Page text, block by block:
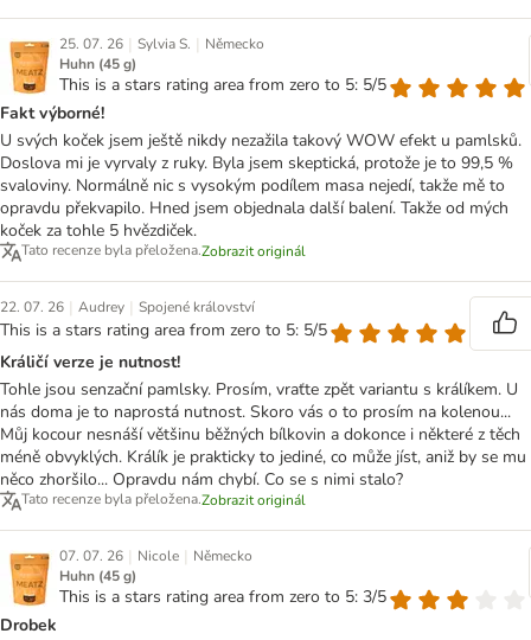
25. 07. 26 | Sylvia S. | Německo
Huhn (45 g)
This is a stars rating area from zero to 5: 5/5
Fakt výborné!
U svých koček jsem ještě nikdy nezažila takový WOW efekt u pamlsků.
Doslova mi je vyrvaly z ruky. Byla jsem skeptická, protože je to 99,5 %
svaloviny. Normálně nic s vysokým podílem masa nejedí, takže mě to
opravdu překvapilo. Hned jsem objednala další balení. Takže od mých
koček za tohle 5 hvězdiček.
Tato recenze byla přeložena.Zobrazit originál
22. 07. 26 | Audrey | Spojené království
This is a stars rating area from zero to 5: 5/5
Králičí verze je nutnost!
Tohle jsou senzační pamlsky. Prosím, vraťte zpět variantu s králíkem. U
nás doma je to naprostá nutnost. Skoro vás o to prosím na kolenou...
Můj kocour nesnáší většinu běžných bílkovin a dokonce i některé z těch
méně obvyklých. Králík je prakticky to jediné, co může jíst, aniž by se mu
něco zhoršilo... Opravdu nám chybí. Co se s nimi stalo?
Tato recenze byla přeložena.Zobrazit originál
07. 07. 26 | Nicole | Německo
Huhn (45 g)
This is a stars rating area from zero to 5: 3/5
Drobek